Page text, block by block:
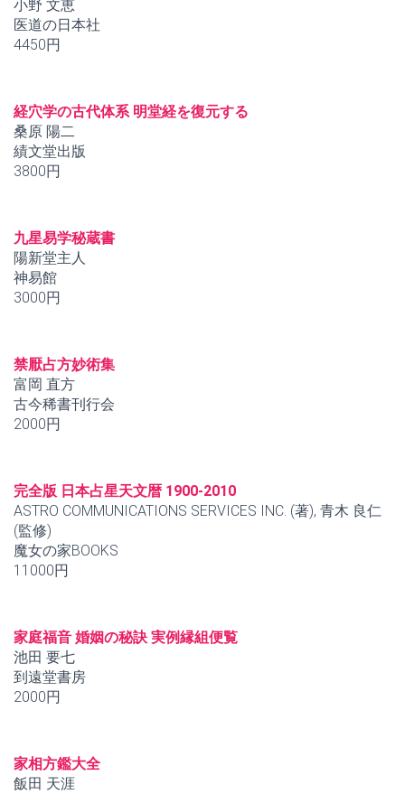
小野 文恵
医道の日本社
4450円
経穴学の古代体系 明堂経を復元する
桑原 陽二
績文堂出版
3800円
九星易学秘蔵書
陽新堂主人
神易館
3000円
禁厭占方妙術集
富岡 直方
古今稀書刊行会
2000円
完全版 日本占星天文暦 1900-2010
ASTRO COMMUNICATIONS SERVICES INC. (著), 青木 良仁
(監修)
魔女の家BOOKS
11000円
家庭福音 婚姻の秘訣 実例縁組便覧
池田 要七
到遠堂書房
2000円
家相方鑑大全
飯田 天涯